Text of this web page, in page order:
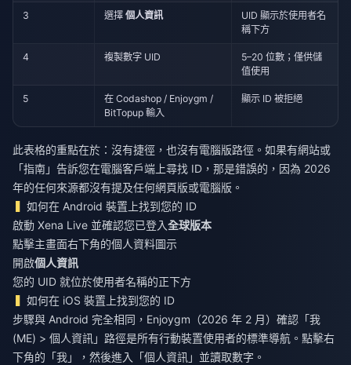
3 選擇個人資訊
UID 顯示於使用者名
稱下方
4 複製數字 UID
5–20 位數；僅供儲
值使用
5
在 Codashop / Enjoygm /
BitTopup 輸入
顯示 ID 被拒絕
此表格的重點在於：沒有捷徑，也沒有電腦版路徑。如果有網站或
「指南」告訴您在電腦客戶端上尋找 ID，那是錯誤的，因為 2026
年的任何來源都沒有提及任何網頁版或電腦版。
如何在 Android 裝置上找到您的 ID
啟動 Xena Live 並確認您已登入全球版本
點擊主畫面右下角的個人資料圖示
開啟個人資訊
您的 UID 就位於使用者名稱的正下方
如何在 iOS 裝置上找到您的 ID
步驟與 Android 完全相同，Enjoygm（2026 年 2 月）確認「我
(ME) > 個人資訊」路徑是所有行動裝置使用者的標準導航。點擊右
下角的「我」，然後進入「個人資訊」並讀取數字。